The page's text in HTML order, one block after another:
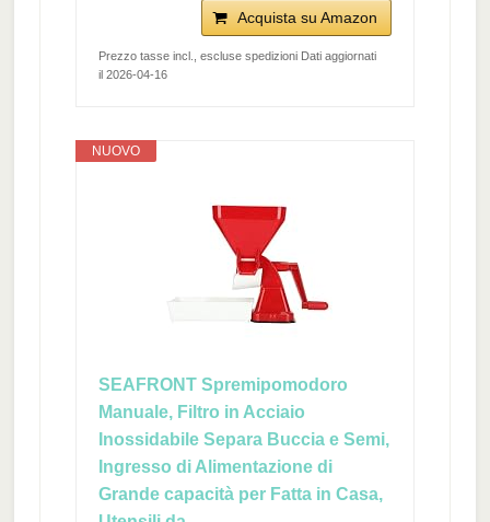
Acquista su Amazon
Prezzo tasse incl., escluse spedizioni Dati aggiornati
il 2026-04-16
NUOVO
SEAFRONT Spremipomodoro
Manuale, Filtro in Acciaio
Inossidabile Separa Buccia e Semi,
Ingresso di Alimentazione di
Grande capacità per Fatta in Casa,